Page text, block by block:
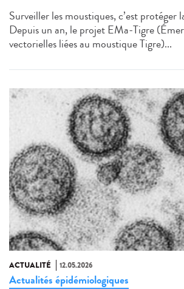
Surveiller les moustiques, c’est protéger
Depuis un an, le projet EMa‑Tigre
vectorielles liées au moustique Tigre)...
ACTUALITÉ 12.05.2026
Actualités épidémiologiques